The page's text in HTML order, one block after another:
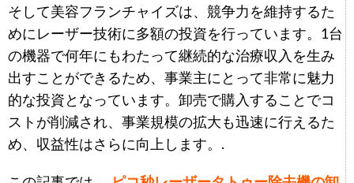
そして美容フランチャイズは、競争力を維持するた
めにレーザー技術に多額の投資を行っています。1台
の機器で何年にもわたって継続的な治療収入を生み
出すことができるため、事業主にとって非常に魅力
的な投資となっています。卸売で購入することでコ
ストが削減され、事業規模の拡大も迅速に行えるた
め、収益性はさらに向上します。.